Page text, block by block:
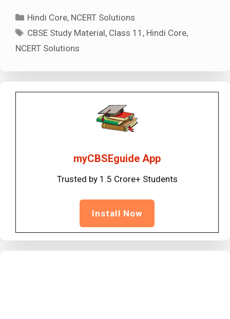
Categories
Hindi Core, NCERT Solutions
Tags
CBSE Study Material, Class 11 , Hindi Core,
NCERT Solutions
myCBSEguide App
Trusted by 1.5 Crore+ Students
Install Now